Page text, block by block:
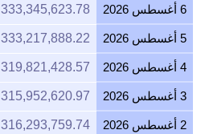
6 أغسطس 2026 333,345,623.78
5 أغسطس 2026 333,217,888.22
4 أغسطس 2026 319,821,428.57
3 أغسطس 2026 315,952,620.97
2 أغسطس 2026 316,293,759.74